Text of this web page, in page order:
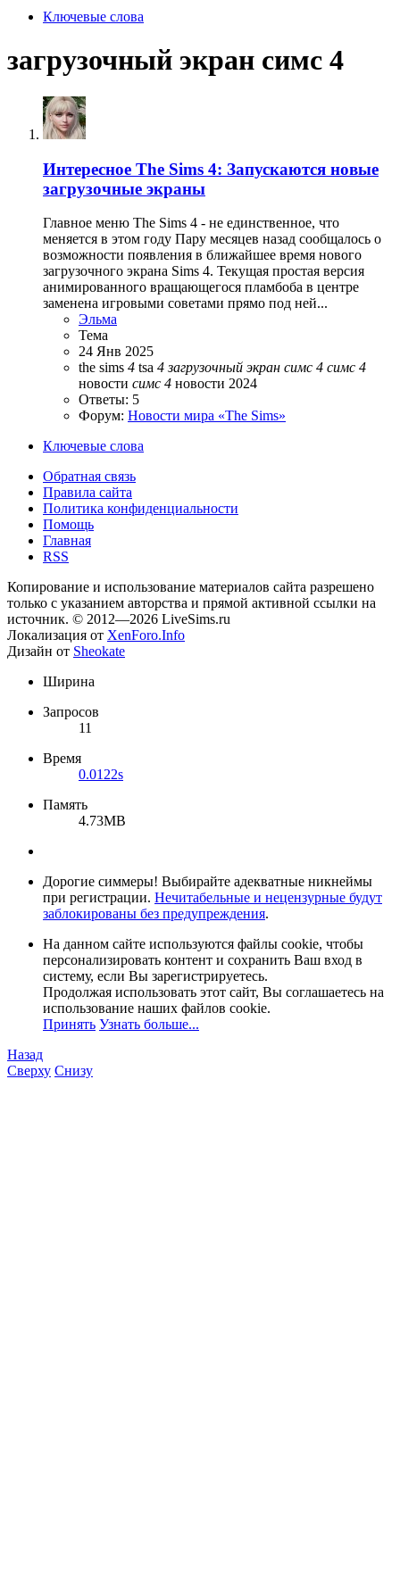
Ключевые слова
загрузочный экран симс 4
Интересное The Sims 4: Запускаются новые
загрузочные экраны
Главное меню The Sims 4 - не единственное, что
меняется в этом году Пару месяцев назад сообщалось о
возможности появления в ближайшее время нового
загрузочного экрана Sims 4. Текущая простая версия
анимированного вращающегося пламбоба в центре
заменена игровыми советами прямо под ней...
Эльма
Тема
24 Янв 2025
the sims 4 tsa 4 загрузочный экран симс 4 симс 4
новости симс 4 новости 2024
Ответы: 5
Форум: Новости мира «The Sims»
Ключевые слова
Обратная связь
Правила сайта
Политика конфиденциальности
Помощь
Главная
RSS
Копирование и использование материалов сайта разрешено
только с указанием авторства и прямой активной ссылки на
источник. © 2012—2026 LiveSims.ru
Локализация от XenForo.Info
Дизайн от Sheokate
Ширина
Запросов
11
Время
0.0122s
Память
4.73MB
Дорогие симмеры! Выбирайте адекватные никнеймы
при регистрации. Нечитабельные и нецензурные будут
заблокированы без предупреждения.
На данном сайте используются файлы cookie, чтобы
персонализировать контент и сохранить Ваш вход в
систему, если Вы зарегистрируетесь.
Продолжая использовать этот сайт, Вы соглашаетесь на
использование наших файлов cookie.
Принять Узнать больше...
Назад
Сверху Снизу